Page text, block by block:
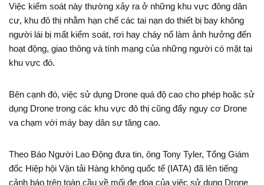
Việc kiểm soát này thường xảy ra ở những khu vực đông dân
cư, khu đô thị nhằm hạn chế các tai nạn do thiết bị bay không
người lái bị mất kiểm soát, rơi hay cháy nổ làm ảnh hưởng đến
hoạt động, giao thông và tính mạng của những người có mặt tại
khu vực đó.
Bên cạnh đó, việc sử dụng Drone quá độ cao cho phép hoặc sử
dụng Drone trong các khu vực đô thị cũng đẩy nguy cơ Drone
va chạm với máy bay dân sự tăng cao.
Theo Báo Người Lao Động đưa tin, ông Tony Tyler, Tổng Giám
đốc Hiệp hội Vận tải Hàng không quốc tế (IATA) đã lên tiếng
cảnh báo trên toàn cầu về mối đe dọa của việc sử dụng Drone